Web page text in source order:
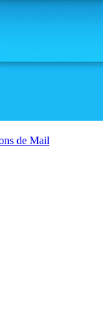
de Mail